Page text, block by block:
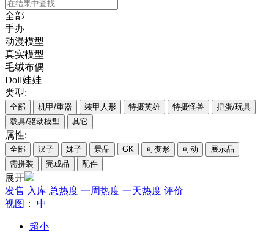
全部
手办
动漫模型
真实模型
毛绒布偶
Doll娃娃
类型:
全部 机甲/重器 装甲人形 特摄英雄 特摄怪兽
扭蛋/玩具
载具/驱动模型
其它
属性:
全部 汉子 妹子 景品 GK 可变形 可动
展示品
需拼装
完成品 配件
展开
发售 入库 总热度 一周热度 一天热度 评价
视图： 中
超小